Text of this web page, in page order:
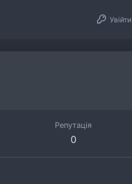
Увійти
Репутація
0